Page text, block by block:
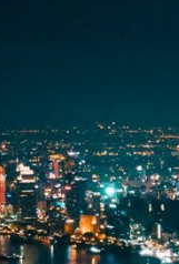
en el
desarrollo